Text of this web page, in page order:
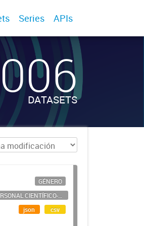
Series APIs
006
DATASETS
GÉNERO
PERSONAL CIENTÍFICO-TECNOLÓGICO
json
csv